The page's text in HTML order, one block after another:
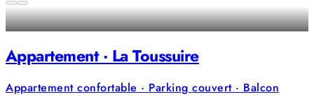
Appartement · La Toussuire
Appartement confortable · Parking couvert · Balcon